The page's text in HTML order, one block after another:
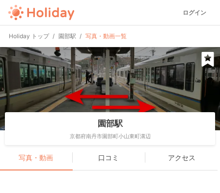
ログイン
Holiday トップ 園部駅 写真・動画一覧
園部駅
京都府南丹市園部町小山東町溝辺
写真・動画 口コミ アクセス